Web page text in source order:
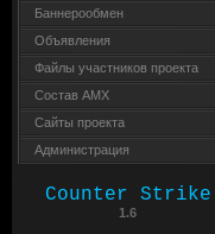
Баннерообмен
Объявления
Файлы участников проекта
Состав AMX
Сайты проекта
Администрация
Counter Strike
1.6